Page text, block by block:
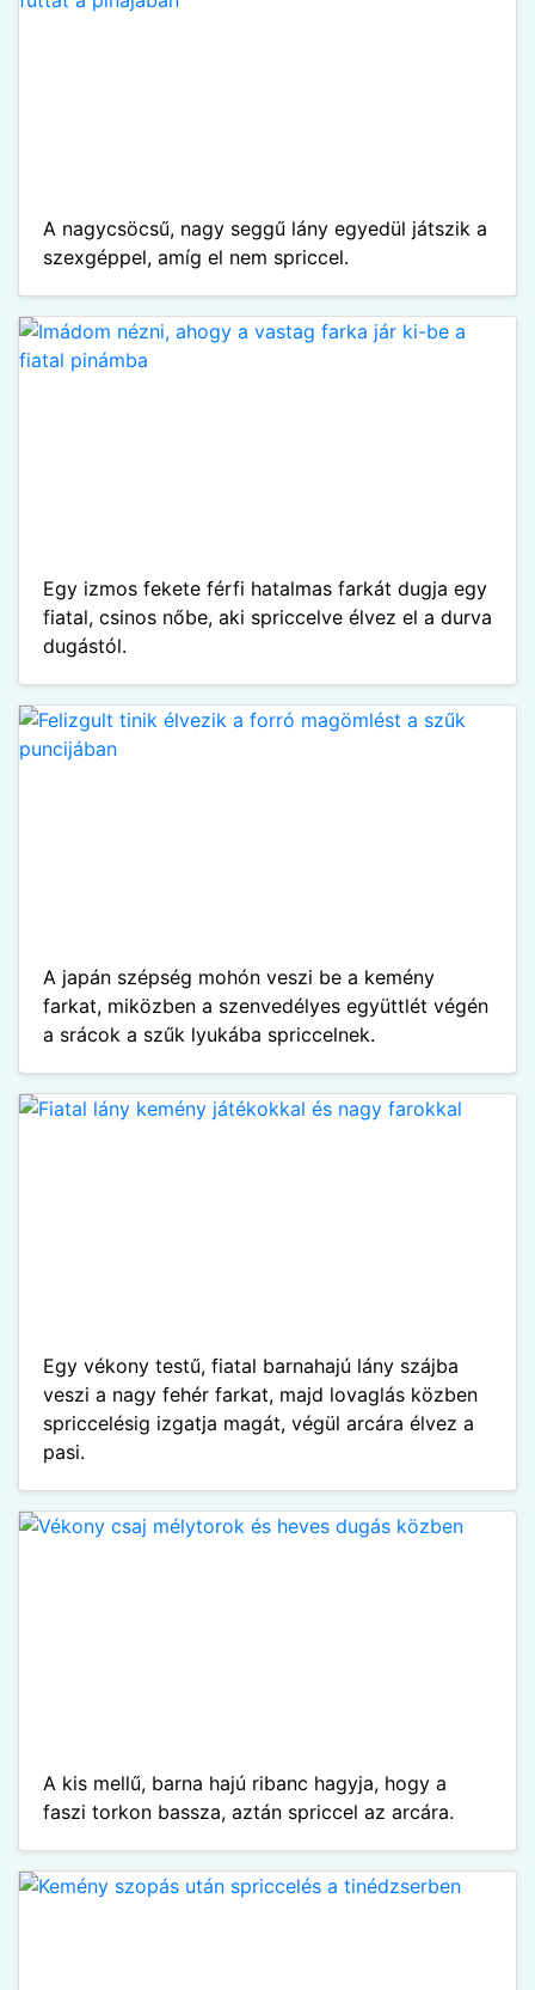
A nagycsöcsű, nagy seggű lány egyedül játszik a
szexgéppel, amíg el nem spriccel.
Egy izmos fekete férfi hatalmas farkát dugja egy
fiatal, csinos nőbe, aki spriccelve élvez el a durva
dugástól.
A japán szépség mohón veszi be a kemény
farkat, miközben a szenvedélyes együttlét végén
a srácok a szűk lyukába spriccelnek.
Egy vékony testű, fiatal barnahajú lány szájba
veszi a nagy fehér farkat, majd lovaglás közben
spriccelésig izgatja magát, végül arcára élvez a
pasi.
A kis mellű, barna hajú ribanc hagyja, hogy a
faszi torkon bassza, aztán spriccel az arcára.